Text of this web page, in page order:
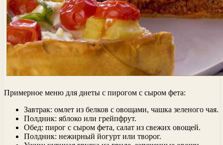
Примерное меню для диеты с пирогом с сыром фета:
Завтрак: омлет из белков с овощами, чашка зеленого чая.
Полдник: яблоко или грейпфрут.
Обед: пирог с сыром фета, салат из свежих овощей.
Полдник: нежирный йогурт или творог.